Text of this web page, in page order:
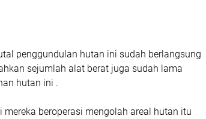
penggundulan hutan ini sudah berlangsung
sejumlah alat berat juga sudah lama
hutan ini .
mereka beroperasi mengolah areal hutan itu